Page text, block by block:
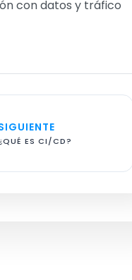
con datos y tráfico
ES CI/CD?